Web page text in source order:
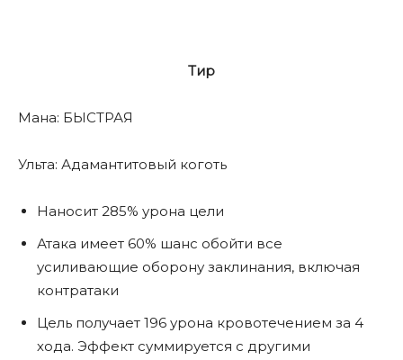
Тир
Мана: БЫСТРАЯ
Ульта: Адамантитовый коготь
Наносит 285% урона цели
Атака имеет 60% шанс обойти все
усиливающие оборону заклинания, включая
контратаки
Цель получает 196 урона кровотечением за 4
хода. Эффект суммируется с другими